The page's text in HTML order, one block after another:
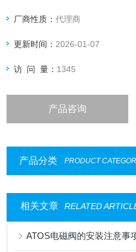
厂商性质：代理商
更新时间： 2026-01-07
访 问 量： 1345
产品咨询
产品分类 PRODUCT
相关文章 RELATED
ATOS电磁阀的安装注意事